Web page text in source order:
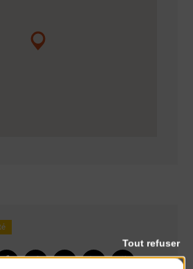
Tout refuser